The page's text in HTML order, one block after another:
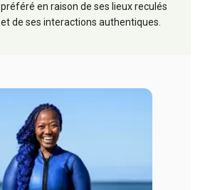
préféré en raison de ses lieux reculés
et de ses interactions authentiques.